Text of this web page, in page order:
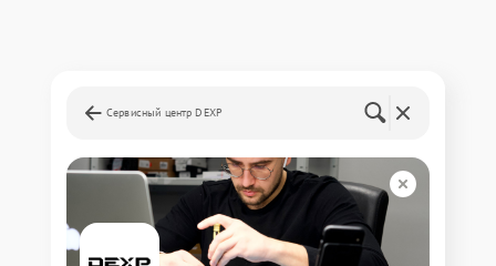
Сервисный центр DEXP